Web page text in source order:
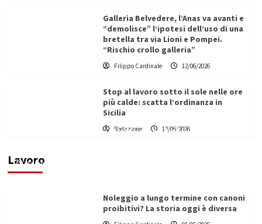
Galleria Belvedere, l’Anas va avanti e
“demolisce” l’ipotesi dell’uso di una
bretella tra via Lioni e Pompei.
“Rischio crollo galleria”
Filippo Cardinale 12/06/2026
Stop al lavoro sotto il sole nelle ore
più calde: scatta l’ordinanza in
Sicilia
Redazione 12/06/2026
Lavoro
Vino in Italia: il giro d’affari contribuisce
Filippo Cardinale
Noleggio a lungo termine con canoni
proibitivi? La storia oggi è diversa